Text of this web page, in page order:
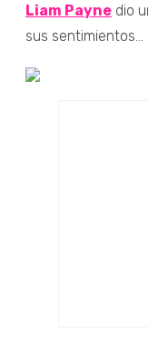
Liam Payne dio
sus sentimientos...